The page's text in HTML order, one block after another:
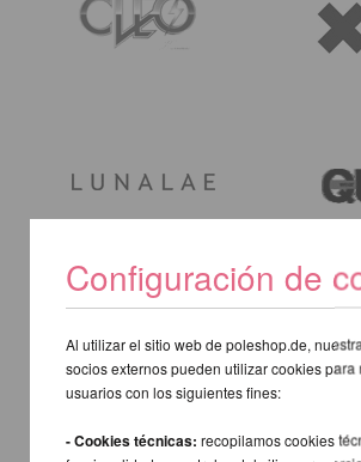
Configuración de
Al utilizar el sitio web de poleshop.de,
socios externos pueden utilizar cookies
usuarios con los siguientes fines:
- Cookies técnicas:recopilamos cookies